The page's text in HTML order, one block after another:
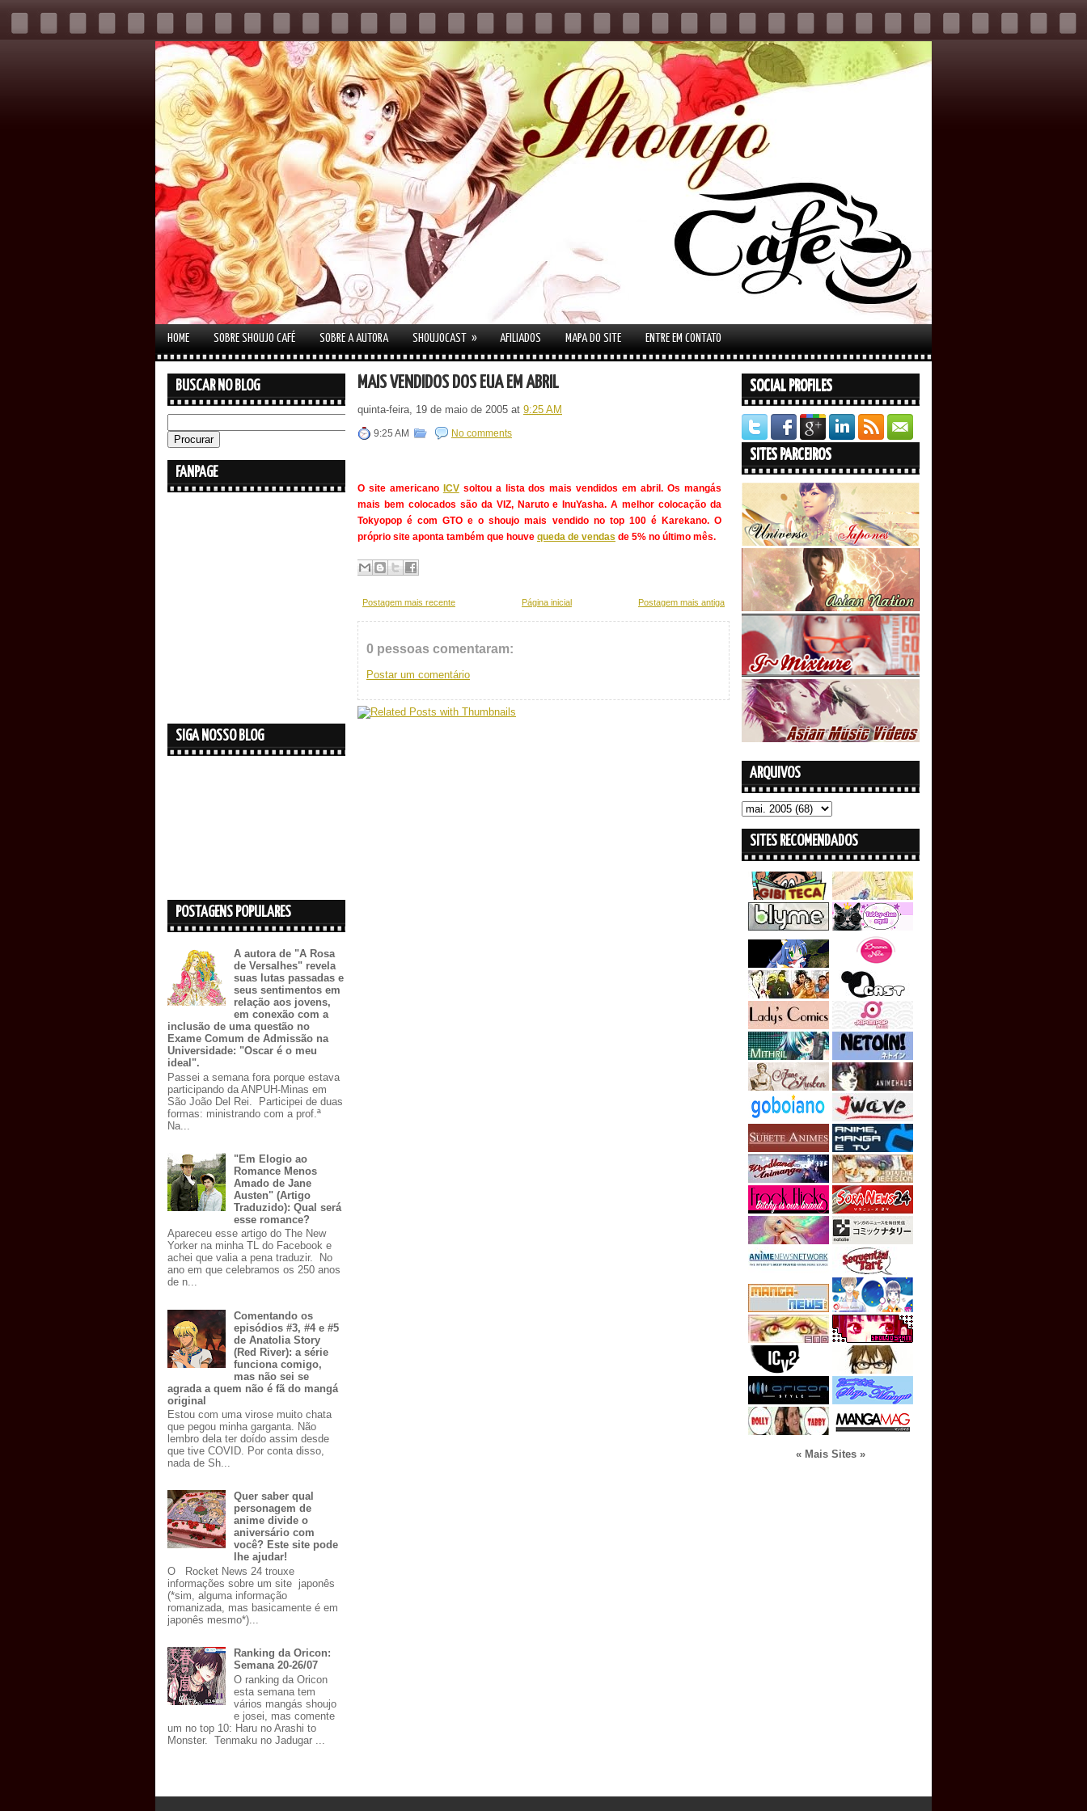
HOME SOBRE SHOUJO CAFÉ SOBRE A AUTORA SHOUJOCAST » AFILIADOS MAPA DO SITE ENTRE EM CONTATO
BUSCAR NO BLOG
FANPAGE
SIGA NOSSO BLOG
POSTAGENS POPULARES
A autora de "A Rosa
de Versalhes" revela
suas lutas passadas e
seus sentimentos em
relação aos jovens,
em conexão com a
inclusão de uma questão no
Exame Comum de Admissão na
Universidade: "Oscar é o meu
ideal".
Passei a semana fora porque estava
participando da ANPUH-Minas em
São João Del Rei. Participei de duas
formas: ministrando com a prof.ª
Na...
"Em Elogio ao
Romance Menos
Amado de Jane
Austen" (Artigo
Traduzido): Qual será
esse romance?
Apareceu esse artigo do The New
Yorker na minha TL do Facebook e
achei que valia a pena traduzir. No
ano em que celebramos os 250 anos
de n...
Comentando os
episódios #3, #4 e #5
de Anatolia Story
(Red River): a série
funciona comigo,
mas não sei se
agrada a quem não é fã do mangá
original
Estou com uma virose muito chata
que pegou minha garganta. Não
lembro dela ter doído assim desde
que tive COVID. Por conta disso,
nada de Sh...
Quer saber qual
personagem de
anime divide o
aniversário com
você? Este site pode
lhe ajudar!
O Rocket News 24 trouxe
informações sobre um site japonês
(*sim, alguma informação
romanizada, mas basicamente é em
japonês mesmo*)...
Ranking da Oricon:
Semana 20-26/07
O ranking da Oricon
esta semana tem
vários mangás shoujo
e josei, mas comente
um no top 10: Haru no Arashi to
Monster. Tenmaku no Jadugar ...
MAIS VENDIDOS DOS EUA EM ABRIL
quinta-feira, 19 de maio de 2005 at 9:25 AM
9:25 AM No comments
O site americano ICVsoltou a lista dos mais vendidos em abril. Os mangás
mais bem colocados são da VIZ, Naruto e InuYasha. A melhor colocação da
Tokyopop é com GTO e o shoujo mais vendido no top 100 é Karekano. O
próprio site aponta também que houve queda de vendas de 5% no último mês.
Postagem mais recente Postagem mais antiga
Página inicial
0 pessoas comentaram:
Postar um comentário
SOCIAL PROFILES
SITES PARCEIROS
ARQUIVOS
SITES RECOMENDADOS
« Mais Sites »